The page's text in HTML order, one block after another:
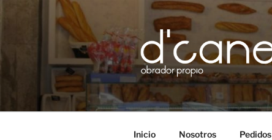
D’CANELA
obrador propio
Inicio Nosotros Pedidos